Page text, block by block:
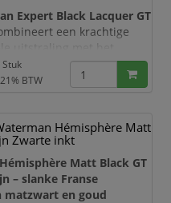
Expert Black Lacquer GT
een krachtige
uitstraling met het
van een luxe
diepzwarte, glanzend
karaats goudkleurige
brede middenring met
maakt het
Stuk
BTW
Hémisphère Matt
Zwarte inkt
Matt Black GT
– slanke Franse
matzwart en goud